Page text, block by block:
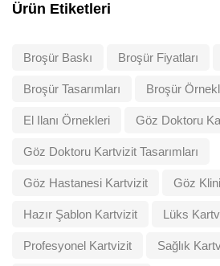
Ürün Etiketleri
Broşür Baskı Broşür Fiyatları
Broşür Tasarımları Broşür
El Ilanı Örnekleri Göz Doktoru
Göz Doktoru Kartvizit Tasarımları
Göz Hastanesi Kartvizit Göz
Hazır Şablon Kartvizit Lüks
Profesyonel Kartvizit Sağlık